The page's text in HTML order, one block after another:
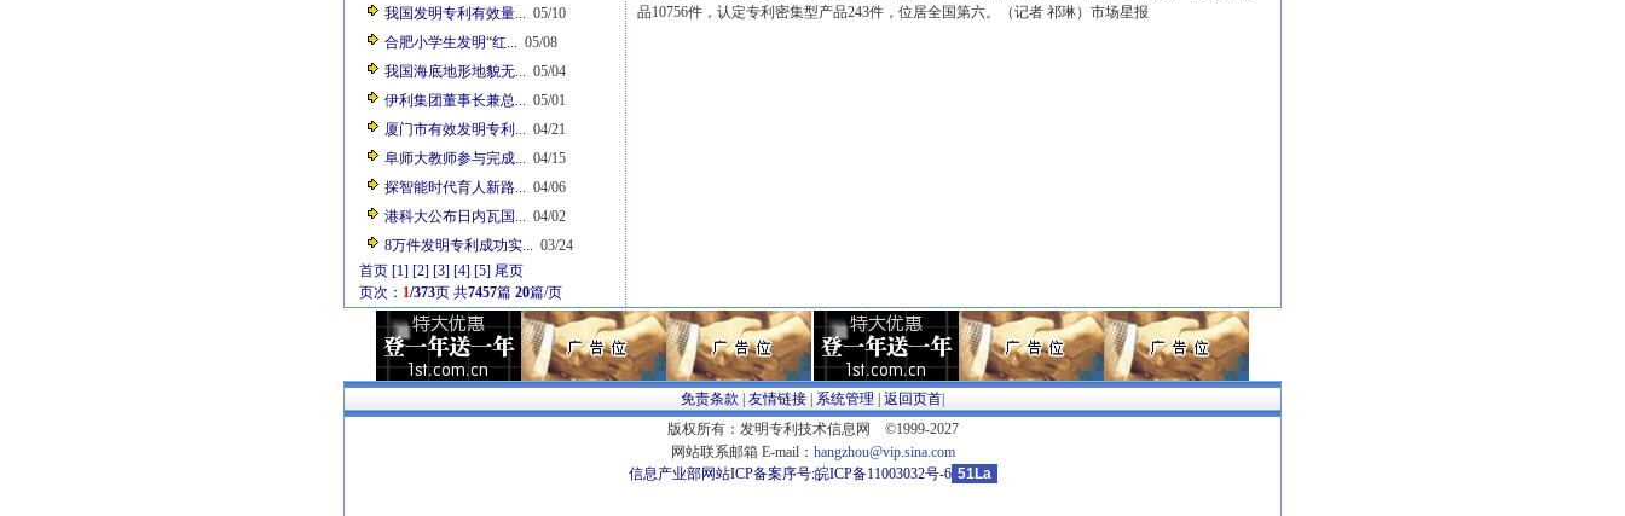
我国发明专利有效量... 05/10
合肥小学生发明“红... 05/08
我国海底地形地貌无... 05/04
伊利集团董事长兼总... 05/01
厦门市有效发明专利... 04/21
阜师大教师参与完成... 04/15
探智能时代育人新路... 04/06
港科大公布日内瓦国... 04/02
8万件发明专利成功实... 03/24
首页 [1] [2] [3] [4] [5] 尾页
页次： 1/373页 共7457篇 20篇/页
品10756件，认定专利密集型产品243件，位居全国第六。（记者 祁琳）市场星报
免责条款 友情链接 系统管理 返回页首
版权所有：发明专利技术信息网 ©1999-2027
网站联系邮箱 E-mail： hangzhou@vip.sina.com
信息产业部网站ICP备案序号:皖ICP备11003032号-6 51La